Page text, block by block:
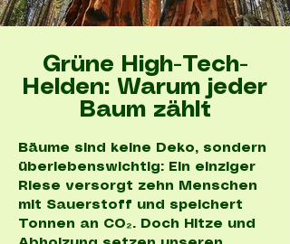
Grüne High-Tech-
Helden: Warum jeder
Baum zählt
Bäume sind keine Deko, sondern
überlebenswichtig: Ein einziger
Riese versorgt zehn Menschen
mit Sauerstoff und speichert
Tonnen an CO₂. Doch Hitze und